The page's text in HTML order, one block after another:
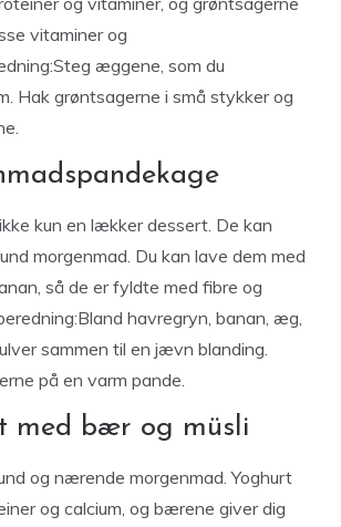
vitaminer og
æggene, som du
Hak grøntsagerne i små stykker og
kun en lækker dessert. De kan
morgenmad. Du kan lave dem med
så de er fyldte med fibre og
havregryn, banan, æg,
sammen til en jævn blanding.
på en varm pande.
med bær og müsli
og nærende morgenmad. Yoghurt
og calcium, og bærene giver dig